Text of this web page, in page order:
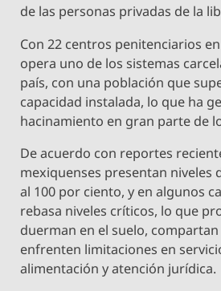
de las personas privadas de la
Con 22 centros penitenciarios
opera uno de los sistemas
país, con una población que
capacidad instalada, lo que ha
hacinamiento en gran parte de
De acuerdo con reportes
mexiquenses presentan niveles
al 100 por ciento, y en algunos
rebasa niveles críticos, lo que
duerman en el suelo,
enfrenten limitaciones en
alimentación y atención jurídica.